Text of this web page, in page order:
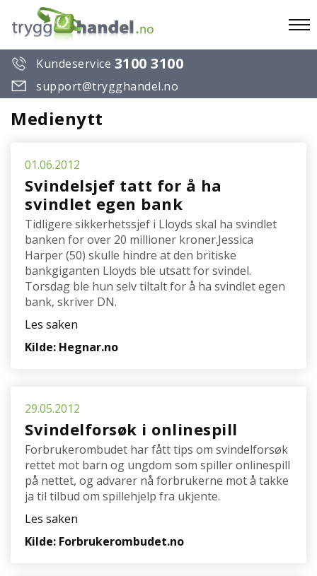
Kundeservice 3100 3100
support@trygghandel.no
Medienytt
01.06.2012
Svindelsjef tatt for å ha
svindlet egen bank
Tidligere sikkerhetssjef i Lloyds skal ha svindlet
banken for over 20 millioner kroner.Jessica
Harper (50) skulle hindre at den britiske
bankgiganten Lloyds ble utsatt for svindel.
Torsdag ble hun selv tiltalt for å ha svindlet egen
bank, skriver DN.
Les saken
Kilde: Hegnar.no
29.05.2012
Svindelforsøk i onlinespill
Forbrukerombudet har fått tips om svindelforsøk
rettet mot barn og ungdom som spiller onlinespill
på nettet, og advarer nå forbrukerne mot å takke
ja til tilbud om spillehjelp fra ukjente.
Les saken
Kilde: Forbrukerombudet.no